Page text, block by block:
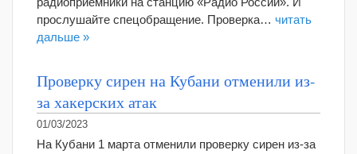
прослушайте спецобращение. Проверка… читать
дальше »
Проверку сирен на Кубани отменили из-
за хакерских атак
01/03/2023
На Кубани 1 марта отменили проверку сирен из-за